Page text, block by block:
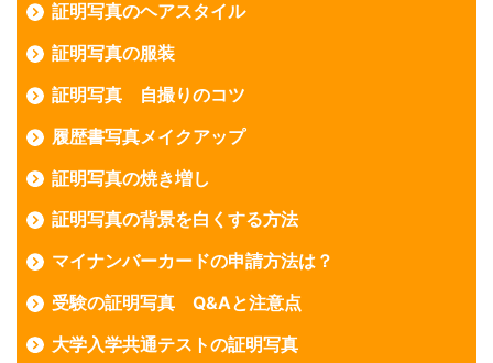
証明写真のヘアスタイル
証明写真の服装
証明写真 自撮りのコツ
履歴書写真メイクアップ
証明写真の焼き増し
証明写真の背景を白くする方法
マイナンバーカードの申請方法は？
受験の証明写真 Q&Aと注意点
大学入学共通テストの証明写真